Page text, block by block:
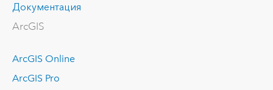
Документация
ArcGIS
ArcGIS Online
ArcGIS Pro